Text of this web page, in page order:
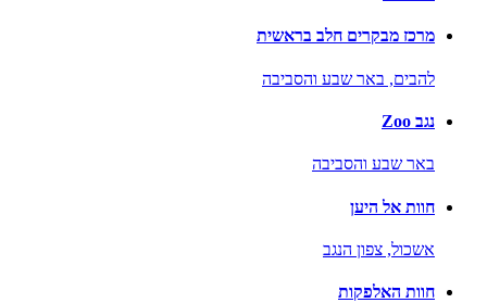
מרכז מבקרים חלב בראשית
להבים, באר שבע והסביבה
נגב Zoo
באר שבע והסביבה
חוות אל היען
אשכול, צפון הנגב
חוות האלפקות